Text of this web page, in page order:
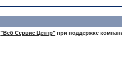
"Веб Сервис Центр"при поддержке